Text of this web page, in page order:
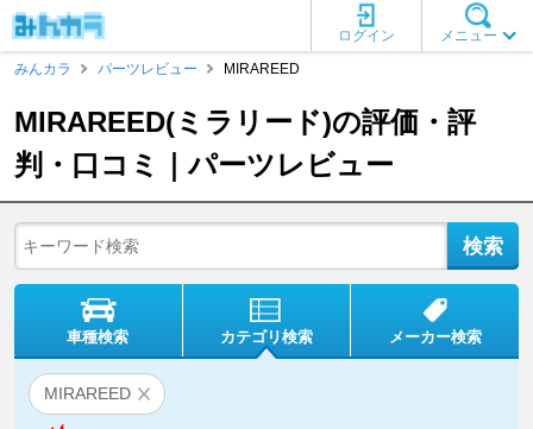
メニュー
ログイン
みんカラ
パーツレビュー MIRAREED
MIRAREED(ミラリード)の評価・評
判・口コミ｜パーツレビュー
車種検索 カテゴリ検索 メーカー検索
MIRAREED